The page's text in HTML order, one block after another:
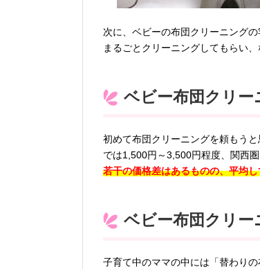
次に、ベビーの布団クリーニング
まるごとクリーニングしてもらい
ベビー布団クリ
初めて布団クリーニングを頼もう
では1,500円～3,500円程度、関西
若干の価格差はあるものの、平均
ベビー布団クリ
子育て中のママの中には「替わり